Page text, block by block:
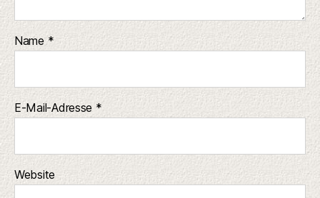
Name *
E-Mail-Adresse *
Website